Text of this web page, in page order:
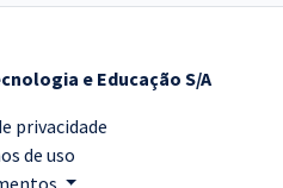
e Educação S/A
privacidade
de uso